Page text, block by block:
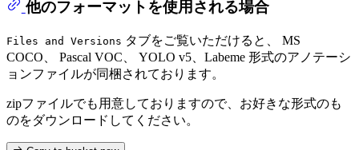
他のフォーマットを使用される場合
Files and Versions タブをご覧いただけると、 MS
COCO、 Pascal VOC、 YOLO v5、Labeme 形式のアノテーシ
ョンファイルが同梱されております。
zipファイルでも用意しておりますので、お好きな形式のも
のをダウンロードしてください。